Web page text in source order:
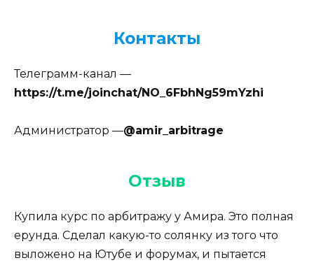
Контакты
Телеграмм-канал —
https://t.me/joinchat/NO_6FbhNg59mYzhi
Администратор —@amir_arbitrage
Отзыв
Купила курс по арбитражу у Амира. Это полная
ерунда. Сделал какую-то солянку из того что
выложено на Ютубе и форумах, и пытается